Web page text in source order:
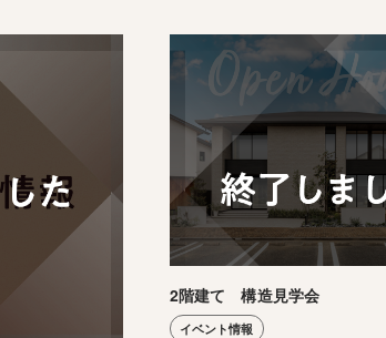
2階建て 構造見学会
イベント情報